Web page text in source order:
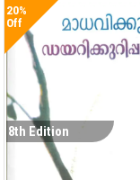
20%
Off
8th Edition